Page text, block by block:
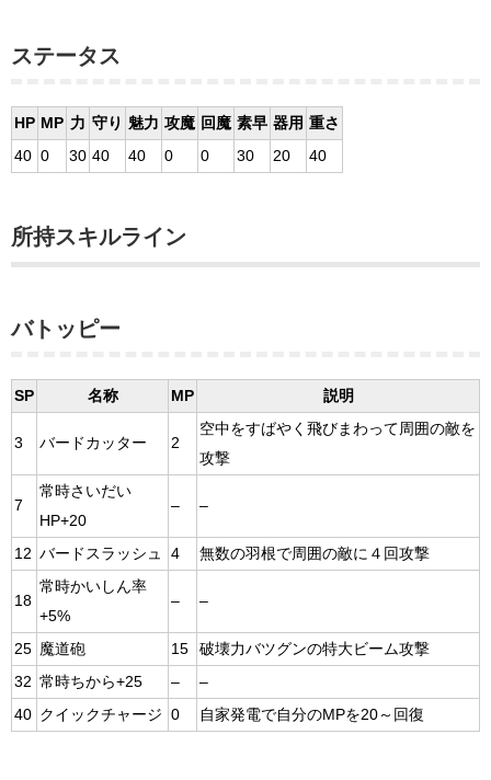
ステータス
HP MP 力 守り 魅力 攻魔 回魔 素早 器用 重さ
40 0 30 40 40 0 0 30 20 40
所持スキルライン
バトッピー
SP 名称 MP 説明
3 バードカッター 2
空中をすばやく飛びまわって周囲の敵を
攻撃
7
常時さいだい
HP+20
– –
12 バードスラッシュ 4 無数の羽根で周囲の敵に４回攻撃
18
常時かいしん率
+5%
– –
25 魔道砲 15
破壊力バツグンの特大ビーム攻撃
32 常時ちから+25 –
–
40 クイックチャージ 0 自家発電で自分のMPを20～回復